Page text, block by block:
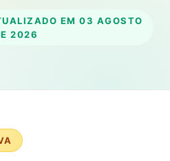
EM 03 AGOSTO
2026